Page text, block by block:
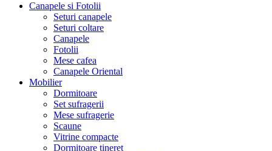
Canapele si Fotolii
Seturi canapele
Seturi coltare
Canapele
Fotolii
Mese cafea
Canapele Oriental
Mobilier
Dormitoare
Set sufragerii
Mese sufragerie
Scaune
Vitrine compacte
Dormitoare tineret